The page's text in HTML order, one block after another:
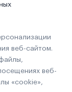
веб-сайтом.
веб-
«cookie»,